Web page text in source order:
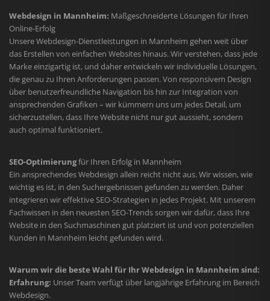
Webdesign in Mannheim: Maßgeschneiderte Lösungen für Ihren
Online-Erfolg
Unsere Webdesign-Dienstleistungen in Mannheim gehen weit über
das Erstellen von einfachen Websites hinaus. Wir verstehen, dass jede
Marke einzigartig ist, und daher entwickeln wir individuelle Lösungen,
die genau zu Ihren Anforderungen passen. Von responsivem Design
über benutzerfreundliche Navigation bis hin zur Integration von
ansprechenden Grafiken – wir kümmern uns um jedes Detail, um
sicherzustellen, dass Ihre Website nicht nur gut aussieht, sondern
auch optimal funktioniert.
SEO-Optimierungfür Ihren Erfolg in Mannheim
Ein ansprechendes Webdesign allein reicht nicht aus. Wir wissen, wie
wichtig es ist, in den Suchergebnissen gefunden zu werden. Daher
integrieren wir effektive SEO-Strategien in jedes Projekt. Mit unserem
Fachwissen in den neuesten SEO-Trends sorgen wir dafür, dass Ihre
Website in den Suchmaschinen gut platziert ist und von potenziellen
Kunden in Mannheim leicht gefunden wird.
Warum wir die beste Wahl für Ihr Webdesign in Mannheim sind:
Erfahrung: Unser Team verfügt über langjährige Erfahrung im Bereich
Webdesign.